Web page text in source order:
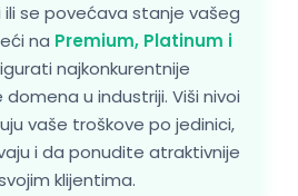
se povećava stanje vašeg
na Premium, Platinum i
najkonkurentnije
u industriji. Viši nivoi
vaše troškove po jedinici,
i da ponudite atraktivnije
klijentima.